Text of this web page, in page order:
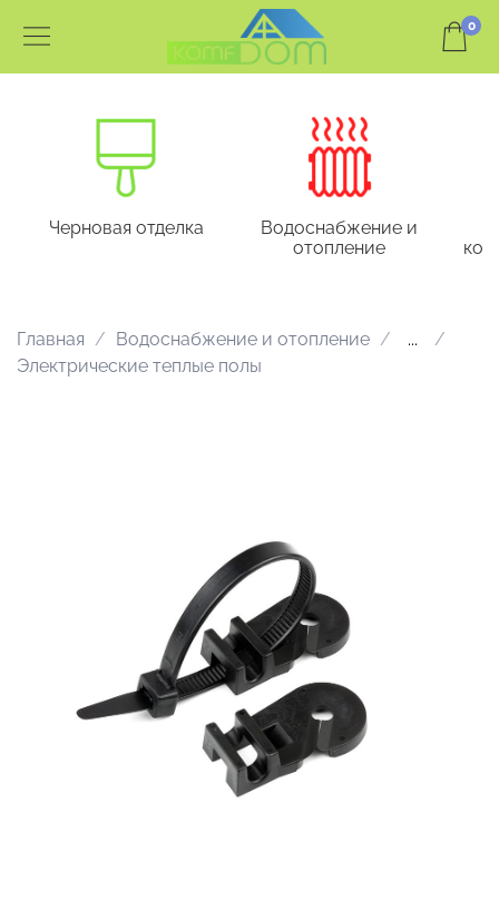
0
Черновая отделка
Водоснабжение и
отопление
Главная Водоснабжение и отопление
...
Электрические теплые полы